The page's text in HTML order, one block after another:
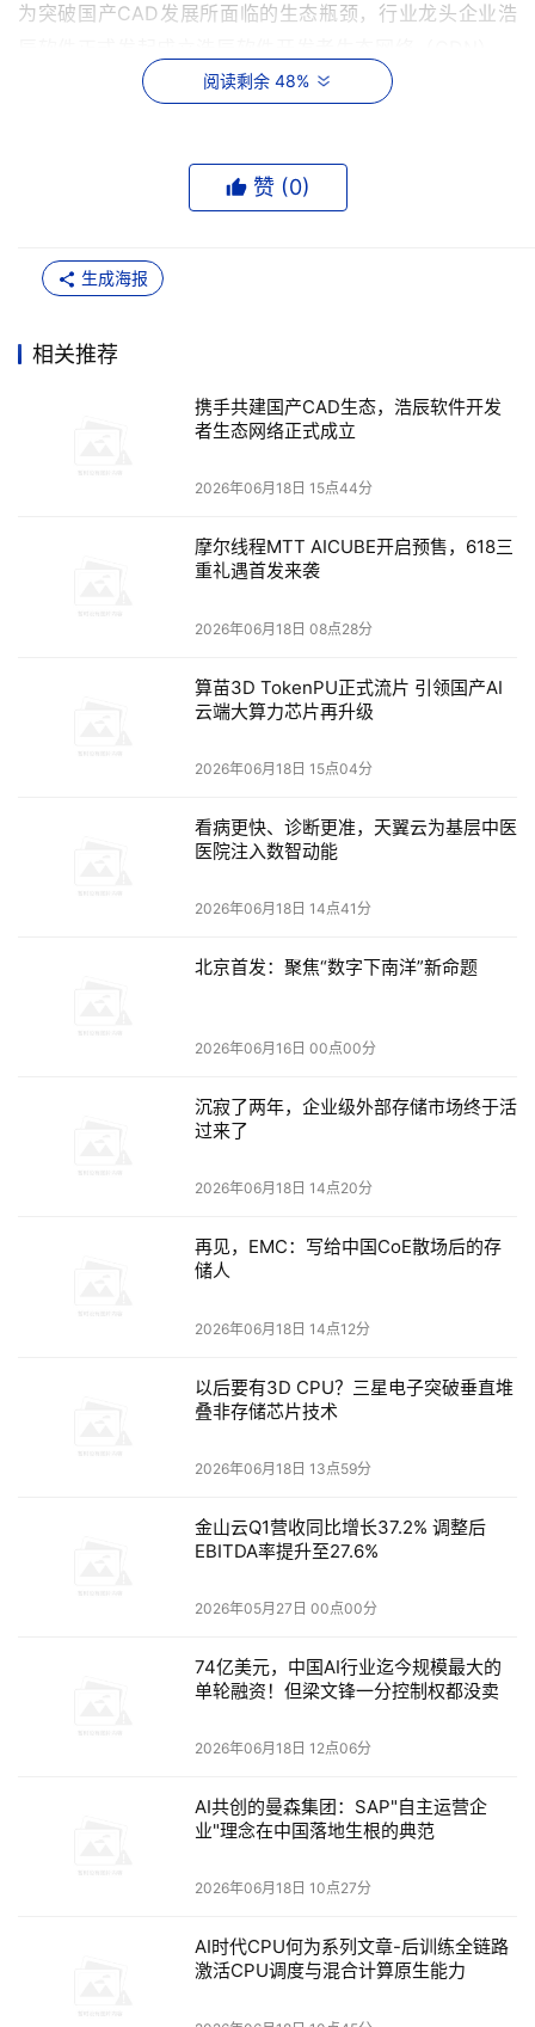
为突破国产CAD 发展所面临的生态瓶颈，行业龙头企业浩
旨在打通技术研发、产品适配、市场推广与商务合作
将携手更多生态及技术合作伙伴，共建
与产业应用落地，为国产工业软件生态繁荣发展注入新动
能。
秉持连接、赋能、共生共创理念，共建工业软件新生态
浩辰软件总经理陆翔着重阐释了生态建设的战略价值。他指
出，生态已然成为当下工业软件行业生存与发展的关键，企
业唯有秉持开放理念、联动产业链各方，携手客户、伙伴共
接、赋能、共生共创”的核心生态策略，浩辰软件现已集聚
余家全球合作伙伴，落地530余个行业解决方案，未来
经过多年耕耘，从底层芯片、操作系统，到上层整机、各类
行业应用，浩辰软件搭建起了一个真正“全栈式”的兼容体
键领域走在前列，为推动国产工业软件生态建设做出了积极
阅读剩余 48%
本文来源于DOIT传媒，文章内容仅供参考，不构成投资建议。
赞 (0)
生成海报
相关推荐
携手共建国产CAD生态，浩辰软件开发
者生态网络正式成立
2026年06月18日 15点44分
摩尔线程MTT AICUBE开启预售，618三
重礼遇首发来袭
2026年06月18日 08点28分
算苗3D TokenPU正式流片 引领国产AI
云端大算力芯片再升级
2026年06月18日 15点04分
看病更快、诊断更准，天翼云为基层中医
医院注入数智动能
2026年06月18日 14点41分
北京首发：聚焦“数字下南洋”新命题
2026年06月16日 00点00分
沉寂了两年，企业级外部存储市场终于活
过来了
2026年06月18日 14点20分
再见，EMC：写给中国CoE散场后的存
储人
2026年06月18日 14点12分
以后要有3D CPU？三星电子突破垂直堆
叠非存储芯片技术
2026年06月18日 13点59分
金山云Q1营收同比增长37.2% 调整后
EBITDA率提升至27.6%
2026年05月27日 00点00分
74亿美元，中国AI行业迄今规模最大的
单轮融资！但梁文锋一分控制权都没卖
2026年06月18日 12点06分
AI共创的曼森集团：SAP"自主运营企
业"理念在中国落地生根的典范
2026年06月18日 10点27分
AI时代CPU何为系列文章-后训练全链路
激活CPU调度与混合计算原生能力